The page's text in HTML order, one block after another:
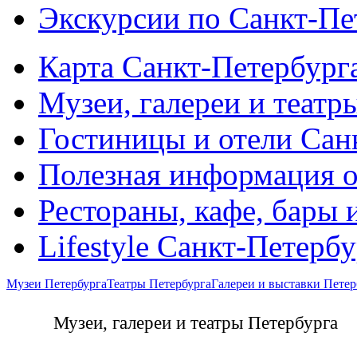
Экскурсии по Санкт-
Карта Санкт-
Музеи, галереи и
Гостиницы и отели
Полезная информация
Рестораны, кафе, бары
Lifestyle Санкт-
Музеи ПетербургаТеатры ПетербургаГалереи и выставки
Музеи, галереи и театры Петербурга